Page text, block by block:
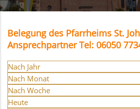
Belegung des Pfarrheims St.
Ansprechpartner Tel: 06050
Nach Jahr
Nach Monat
Nach Woche
Heute